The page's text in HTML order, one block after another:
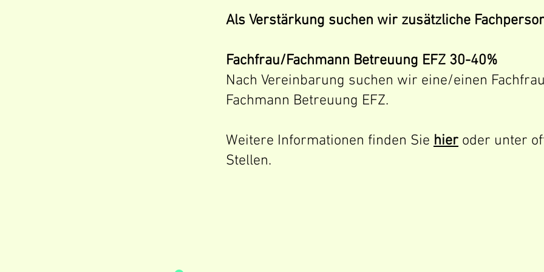
Als Verstärkung suchen wir zusätzliche
Fachfrau/Fachmann Betreuung EFZ 30-40%
Nach Vereinbarung suchen wir eine/einen
Fachmann Betreuung EFZ.
Weitere Informationen finden Sie hier oder unter
Stellen.